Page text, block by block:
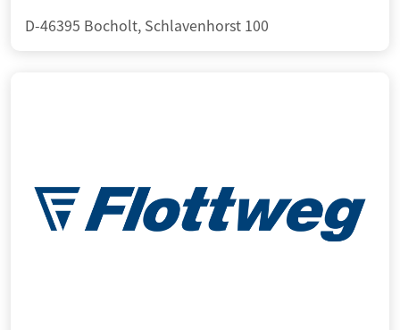
D-46395 Bocholt, Schlavenhorst 100